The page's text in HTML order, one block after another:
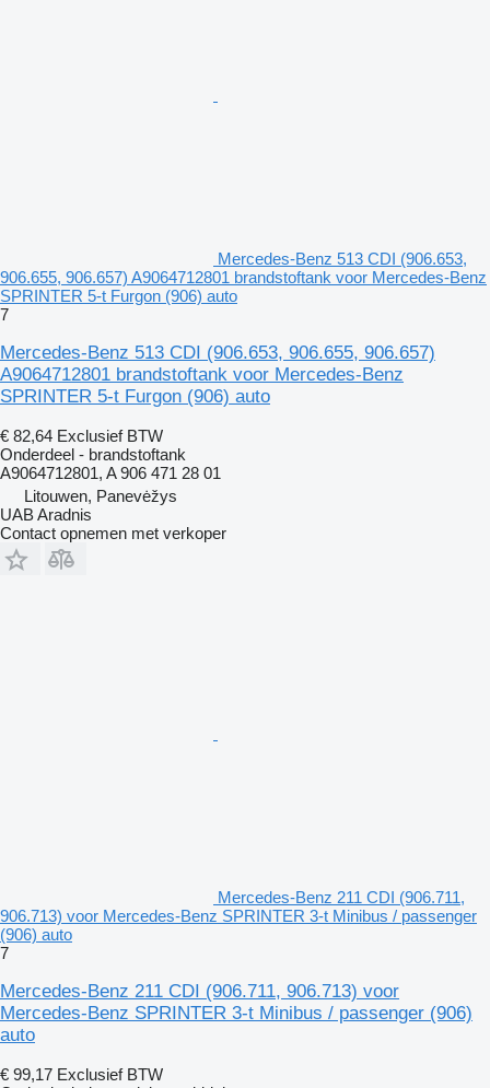
Mercedes-Benz 513 CDI (906.653,
906.655, 906.657) A9064712801 brandstoftank voor Mercedes-Benz
SPRINTER 5-t Furgon (906) auto
7
Mercedes-Benz 513 CDI (906.653, 906.655, 906.657)
A9064712801 brandstoftank voor Mercedes-Benz
SPRINTER 5-t Furgon (906) auto
€ 82,64 Exclusief BTW
Onderdeel - brandstoftank
A9064712801, A 906 471 28 01
Litouwen, Panevėžys
UAB Aradnis
Contact opnemen met verkoper
Mercedes-Benz 211 CDI (906.711,
906.713) voor Mercedes-Benz SPRINTER 3-t Minibus / passenger
(906) auto
7
Mercedes-Benz 211 CDI (906.711, 906.713) voor
Mercedes-Benz SPRINTER 3-t Minibus / passenger (906)
auto
€ 99,17 Exclusief BTW